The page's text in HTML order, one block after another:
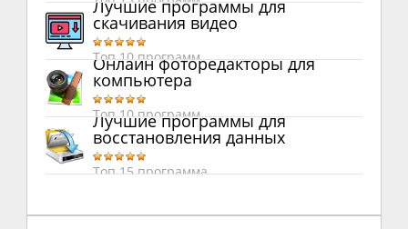
Лучшие программы для
скачивания видео
Топ 10 программ
Онлайн фоторедакторы для
компьютера
Топ 10 программ
Лучшие программы для
восстановления данных
Топ 15 программа